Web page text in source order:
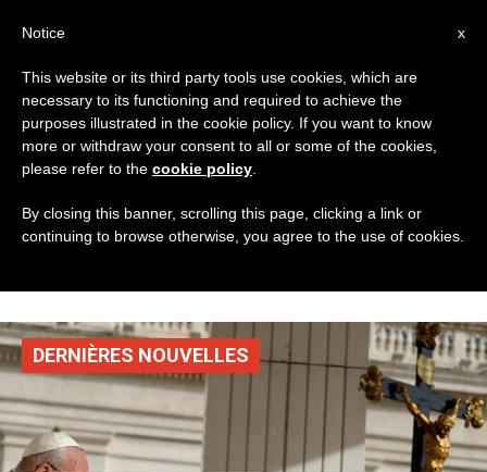
TAG
Posts Tagged
‘المونسنيور منير خير
DERNIÈRES NOUVELLES
x
Notice
This website or its third party tools use cookies, which are
necessary to its functioning and required to achieve the
purposes illustrated in the cookie policy. If you want to know
more or withdraw your consent to all or some of the cookies,
please refer to the cookie policy
By closing this banner, scrolling this page, clicking a link or
continuing to browse otherwise, you agree to the use of cookies.